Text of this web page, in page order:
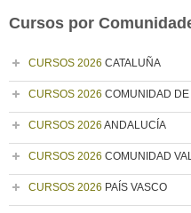
Cursos por
CURSOS 2026 CATALUÑA
CURSOS 2026 COMUNIDAD
CURSOS 2026 ANDALUCÍA
CURSOS 2026 COMUNIDAD
CURSOS 2026 PAÍS VASCO